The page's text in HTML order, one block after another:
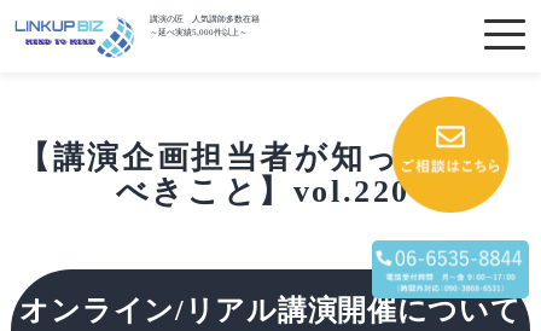
講演の匠 人気講師多数在籍
～延べ実績5,000件以上～
【講演企画担当者が知っておく
べきこと】vol.220
オンライン/リアル講演開催について